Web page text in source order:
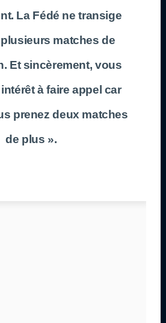
La Fédé ne transige
plusieurs matches de
Et sincèrement, vous
intérêt à faire appel car
prenez deux matches
de plus ».